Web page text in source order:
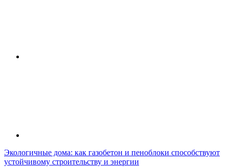
Экологичные дома: как газобетон и пеноблоки способствуют
устойчивому строительству и энергии